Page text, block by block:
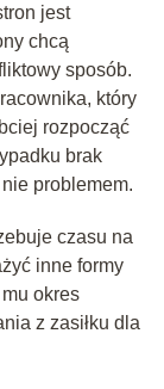
jest
chcą
sposób.
który
rozpocząć
brak
problemem.
czasu na
inne formy
okres
z zasiłku dla